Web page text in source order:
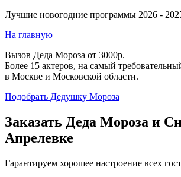
Лучшие новогодние программы 2026 -
На главную
Вызов Деда Мороза от 3000р.
Более 15 актеров, на самый
в Москве и Московской области.
Подобрать Дедушку Мороза
Заказать Деда Мороза и
Апрелевке
Гарантируем хорошее настроение всех